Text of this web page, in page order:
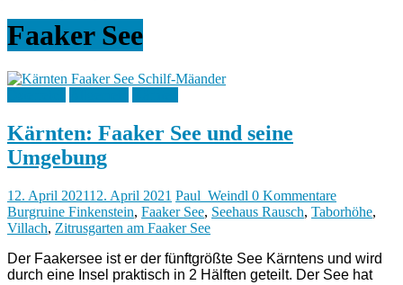
Faaker See
Kärnten: Faaker See und seine
Umgebung
12. April 202112. April 2021 Paul_Weindl 0 Kommentare
Burgruine Finkenstein, Faaker See, Seehaus Rausch, Taborhöhe,
Villach, Zitrusgarten am Faaker See
Der Faakersee ist er der fünftgrößte See Kärntens und wird
durch eine Insel praktisch in 2 Hälften geteilt. Der See hat